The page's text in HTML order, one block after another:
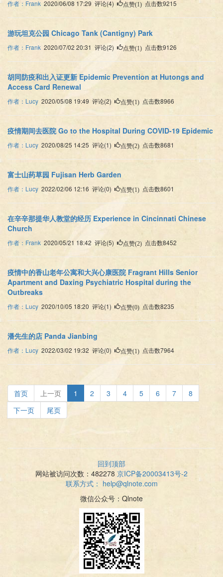
作者：Frank 2020/06/08 17:29 评论(4) 点赞(1) 点击数9215
游玩坦克公园 Chicago Tank (Cantigny) Park
作者：Frank 2020/07/02 20:31 评论(2) 点赞(1) 点击数9126
胡同防疫和出入证更新 Epidemic Prevention at Hutongs and
Access Card Renewal
作者：Lucy 2020/05/08 19:49 评论(2) 点赞(1) 点击数8966
疫情期间去医院 Go to the Hospital During COVID-19 Epidemic
作者：Lucy 2020/08/25 14:25 评论(1) 点赞(2) 点击数8681
富士山药草园 Fujisan Herb Garden
作者：Lucy 2022/02/06 12:16 评论(0) 点赞(1) 点击数8601
在辛辛那提华人教堂的经历 Experience in Cincinnati Chinese
Church
作者：Frank 2020/05/21 18:42 评论(5) 点赞(2) 点击数8452
疫情中的香山老年公寓和大兴心康医院 Fragrant Hills Senior
Apartment and Daxing Psychiatric Hospital during the
Outbreaks
作者：Lucy 2020/10/05 18:20 评论(1) 点赞(0) 点击数8235
潘先生的店 Panda Jianbing
作者：Lucy 2022/03/02 19:32 评论(0) 点赞(1) 点击数7964
首页 上一页 1 2 3 4 5 6 7
8
下一页
尾页
回到顶部
网站被访问次数：482278 京ICP备20003413号-2
联系方式： help@qlnote.com
微信公众号：Qlnote